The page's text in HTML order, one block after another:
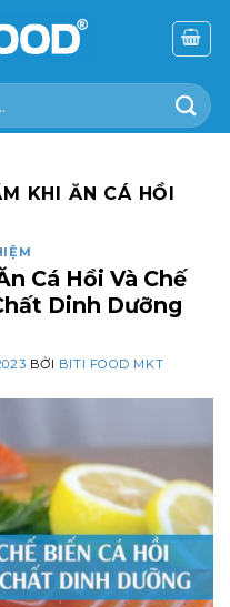
KHI ĂN CÁ HỒI
Cá Hồi Và Chế
Dinh Dưỡng
BỞI BITI FOOD MKT